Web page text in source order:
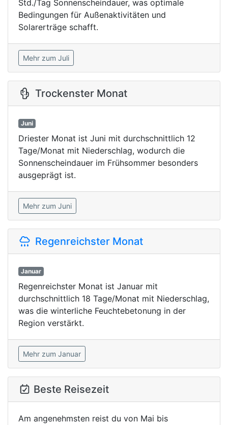
Std./Tag Sonnenscheindauer, was optimale
Bedingungen für Außenaktivitäten und
Solarerträge schafft.
Mehr zum Juli
Trockenster Monat
Juni
Driester Monat ist Juni mit durchschnittlich 12
Tage/Monat mit Niederschlag, wodurch die
Sonnenscheindauer im Frühsommer besonders
ausgeprägt ist.
Mehr zum Juni
Regenreichster Monat
Januar
Regenreichster Monat ist Januar mit
durchschnittlich 18 Tage/Monat mit Niederschlag,
was die winterliche Feuchtebetonung in der
Region verstärkt.
Mehr zum Januar
Beste Reisezeit
Am angenehmsten reist du von Mai bis